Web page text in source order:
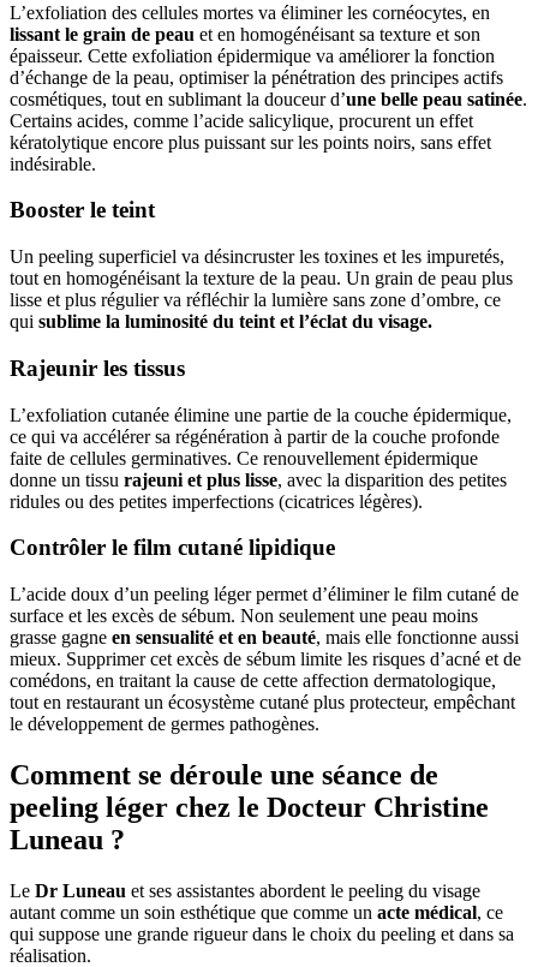
L’exfoliation des cellules mortes va éliminer les cornéocytes, en
lissant le grain de peau et en homogénéisant sa texture et son
épaisseur. Cette exfoliation épidermique va améliorer la fonction
d’échange de la peau, optimiser la pénétration des principes actifs
cosmétiques, tout en sublimant la douceur d’une belle peau satinée.
Certains acides, comme l’acide salicylique, procurent un effet
kératolytique encore plus puissant sur les points noirs, sans effet
indésirable.
Booster le teint
Un peeling superficiel va désincruster les toxines et les impuretés,
tout en homogénéisant la texture de la peau. Un grain de peau plus
lisse et plus régulier va réfléchir la lumière sans zone d’ombre, ce
qui sublime la luminosité du teint et l’éclat du visage.
Rajeunir les tissus
L’exfoliation cutanée élimine une partie de la couche épidermique,
ce qui va accélérer sa régénération à partir de la couche profonde
faite de cellules germinatives. Ce renouvellement épidermique
donne un tissu rajeuni et plus lisse, avec la disparition des petites
ridules ou des petites imperfections (cicatrices légères).
Contrôler le film cutané lipidique
L’acide doux d’un peeling léger permet d’éliminer le film cutané de
surface et les excès de sébum. Non seulement une peau moins
grasse gagne en sensualité et en beauté, mais elle fonctionne aussi
mieux. Supprimer cet excès de sébum limite les risques d’acné et de
comédons, en traitant la cause de cette affection dermatologique,
tout en restaurant un écosystème cutané plus protecteur, empêchant
le développement de germes pathogènes.
Comment se déroule une séance de
peeling léger chez le Docteur Christine
Luneau ?
Le Dr Luneau et ses assistantes abordent le peeling du visage
autant comme un soin esthétique que comme un acte médical, ce
qui suppose une grande rigueur dans le choix du peeling et dans sa
réalisation.